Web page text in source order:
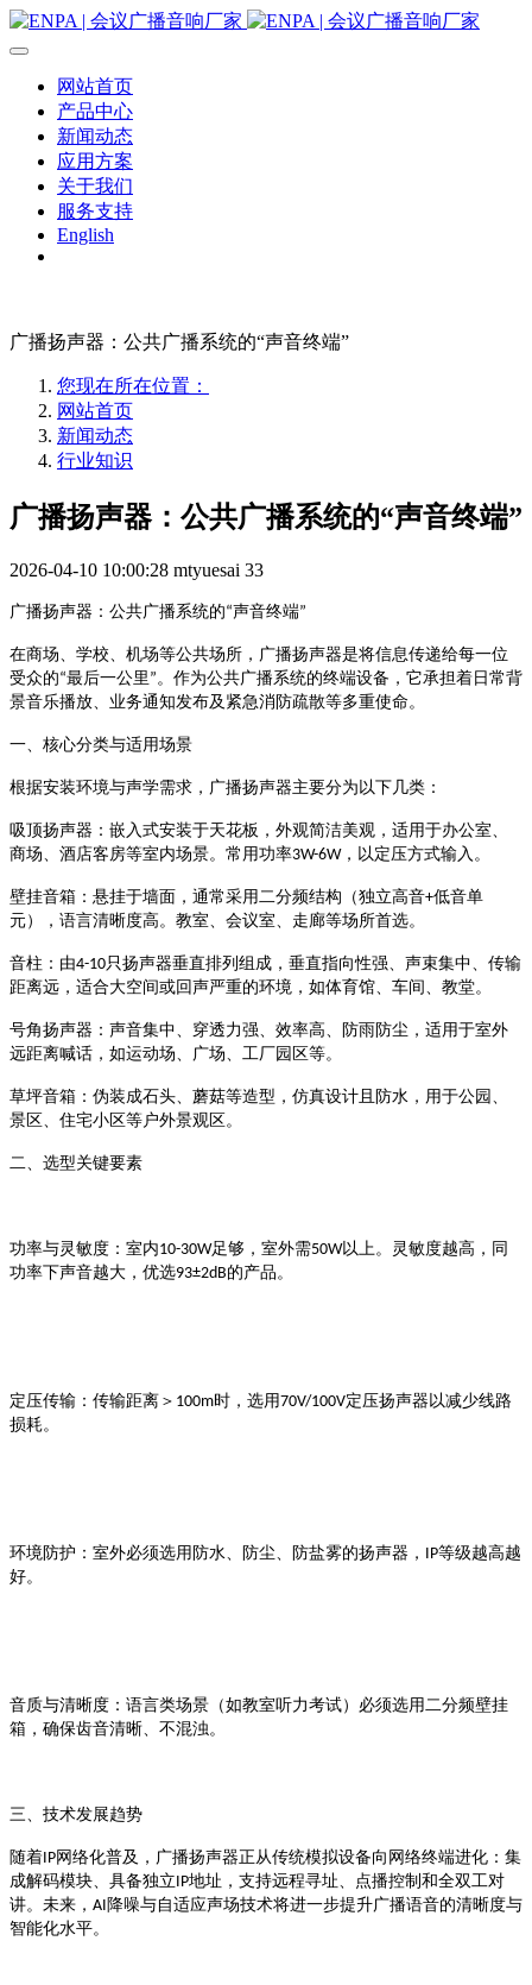
网站首页
产品中心
新闻动态
应用方案
关于我们
服务支持
English
广播扬声器：公共广播系统的“声音终端”
您现在所在位置：
网站首页
新闻动态
行业知识
广播扬声器：公共广播系统的“声音终端”
2026-04-10 10:00:28 mtyuesai 33
广播扬声器：公共广播系统的“声音终端”
在商场、学校、机场等公共场所，广播扬声器是将信息传递给每一位
受众的“最后一公里 ” 。作为公共广播系统的终端设备，它承担着日常背
景音乐播放、业务通知发布及紧急消防疏散等多重使命。
一、核心分类与适用场景
根据安装环境与声学需求，广播扬声器主要分为以下几类：
吸顶扬声器 ：嵌入式安装于天花板，外观简洁美观，适用于办公室、
商场、酒店客房等室内场景。常用功率3W-6W，以定压方式输入 。
壁挂音箱 ：悬挂于墙面，通常采用二分频结构（独立高音+低音单
元），语言清晰度高。教室、会议室、走廊等场所首选。
音柱 ：由4-10只扬声器垂直排列组成，垂直指向性强、声束集中、传输
距离远，适合大空间或回声严重的环境，如体育馆、车间、教堂。
号角扬声器 ：声音集中、穿透力强、效率高、防雨防尘，适用于室外
远距离喊话，如运动场、广场、工厂园区等。
草坪音箱 ：伪装成石头、蘑菇等造型，仿真设计且防水，用于公园、
景区、住宅小区等户外景观区 。
二、选型关键要素
功率与灵敏度 ：室内10-30W足够，室外需50W以上。灵敏度越高，同
功率下声音越大，优选93±2dB的产品。
定压传输 ：传输距离＞ 100m时，选用70V/100V定压扬声器以减少线路
损耗。
环境防护 ：室外必须选用防水、防尘、防盐雾的扬声器， IP等级越高越
好。
音质与清晰度 ：语言类场景（如教室听力考试）必须选用二分频壁挂
箱，确保齿音清晰、不混浊。
三、技术发展趋势
随着IP网络化普及，广播扬声器正从传统模拟设备向网络终端进化：集
成解码模块、具备独立IP地址，支持远程寻址、点播控制和全双工对
讲。未来， AI 降噪与自适应声场技术将进一步提升广播语音的清晰度与
智能化水平。